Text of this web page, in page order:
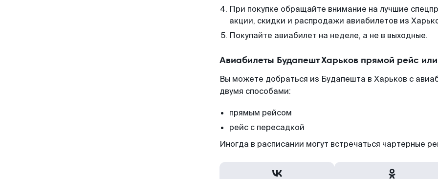
При покупке обращайте внимание на лучшие
акции, скидки и распродажи авиабилетов из
Покупайте авиабилет на неделе, а не в выходные.
Авиабилеты Будапешт Харьков прямой рейс
Вы можете добраться из Будапешта в Харьков с
двумя способами:
прямым рейсом
рейс с пересадкой
Иногда в расписании могут встречаться чартерные